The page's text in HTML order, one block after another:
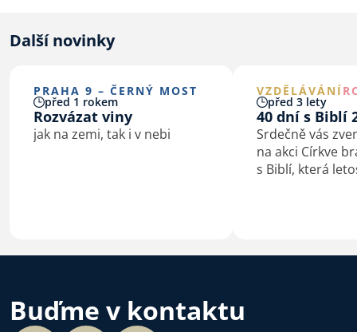
Další novinky
PRAHA 9 – ČERNÝ MOST
před 1 rokem
Rozvázat viny
jak na zemi, tak i v nebi
VZDĚLÁVÁNÍ
před 3 lety
40 dní s Biblí
Srdečně vás
na akci Církve
s Biblí, která
podle Janova
Buďme v kontaktu